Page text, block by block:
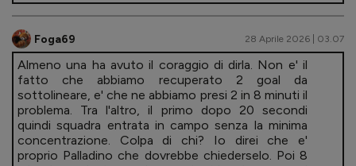
Foga69 28 Aprile 2026 | 03.07
Almeno una ha avuto il coraggio di dirla. Non e' il
fatto che abbiamo recuperato 2 goal da
sottolineare, e' che ne abbiamo presi 2 in 8 minuti il
problema. Tra l'altro, il primo dopo 20 secondi
quindi squadra entrata in campo senza la minima
concentrazione. Colpa di chi? Io direi che e'
proprio Palladino che dovrebbe chiederselo. Poi 8